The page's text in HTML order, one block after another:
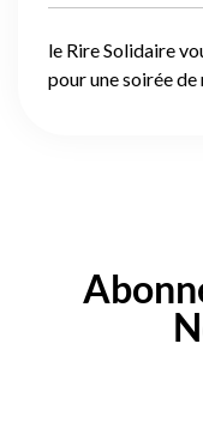
le Rire Solidaire
pour une soirée